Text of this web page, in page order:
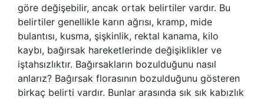
göre değişebilir, ancak ortak belirtiler vardır. Bu
belirtiler genellikle karın ağrısı, kramp, mide
bulantısı, kusma, şişkinlik, rektal kanama, kilo
kaybı, bağırsak hareketlerinde değişiklikler ve
iştahsızlıktır. Bağırsakların bozulduğunu nasıl
anlarız? Bağırsak florasının bozulduğunu gösteren
birkaç belirti vardır. Bunlar arasında sık sık kabızlık